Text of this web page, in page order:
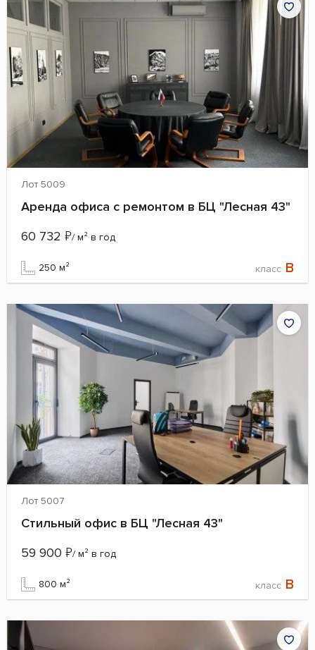
Лот 5009
Аренда офиса с ремонтом в БЦ "Лесная 43"
60 732 ₽/ м² в год
250 м² класс B
Лот 5007
Стильный офис в БЦ "Лесная 43"
59 900 ₽/ м² в год
800 м² класс B